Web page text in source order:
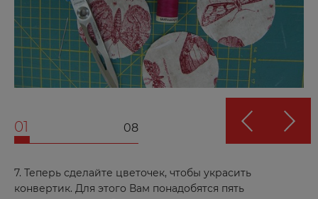
01 08
7. Теперь сделайте цветочек, чтобы украсить
конвертик. Для этого Вам понадобятся пять
Владимир
Волгоград
Волгодонск
Волжск
Вологда
Воткинск